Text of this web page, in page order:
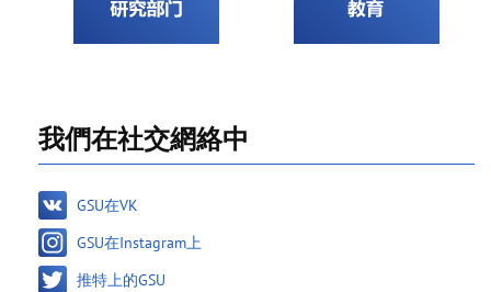
我們在社交網絡中
GSU在VK
GSU在Instagram上
推特上的GSU